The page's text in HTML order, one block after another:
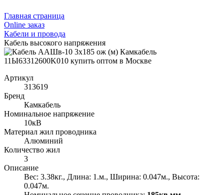
Главная страница
Оnline заказ
Кабели и провода
Кабель высокого напряжения
Артикул
313619
Бренд
Камкабель
Номинальное напряжение
10кВ
Материал жил проводника
Алюминий
Количество жил
3
Описание
Вес: 3.38кг., Длина: 1.м., Ширина: 0.047м., Высота:
0.047м.